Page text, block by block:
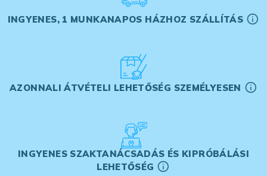
INGYENES, 1 MUNKANAPOS HÁZHOZ SZÁLLÍTÁS
AZONNALI ÁTVÉTELI LEHETŐSÉG SZEMÉLYESEN
INGYENES SZAKTANÁCSADÁS ÉS KIPRÓBÁLÁSI
LEHETŐSÉG